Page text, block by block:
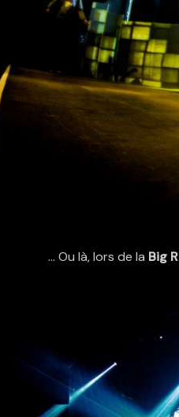
… Ou là, lors de la Big